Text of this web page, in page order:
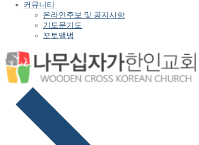
커뮤니티
온라인주보 및 공지사항
기도문기도
포토앨범